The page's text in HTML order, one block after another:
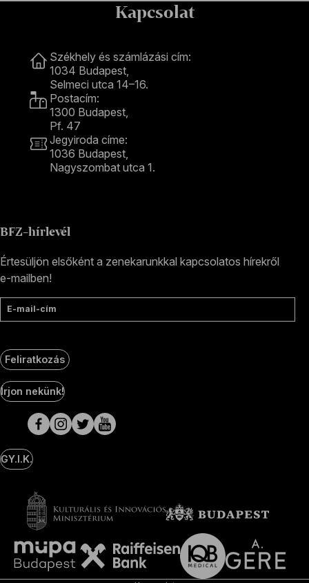
Kapcsolat
Székhely és számlázási cím:
1034 Budapest,
Selmeci utca 14–16.
Postacím:
1300 Budapest,
Pf. 47
Jegyiroda címe:
1036 Budapest,
Nagyszombat utca 1.
BFZ-hírlevél
Értesüljön elsőként a zenekarunkkal kapcsolatos hírekről
e-mailben!
E-mail-cím
Feliratkozás
Social
Media
oldalak
Írjon nekünk!
GY.I.K.